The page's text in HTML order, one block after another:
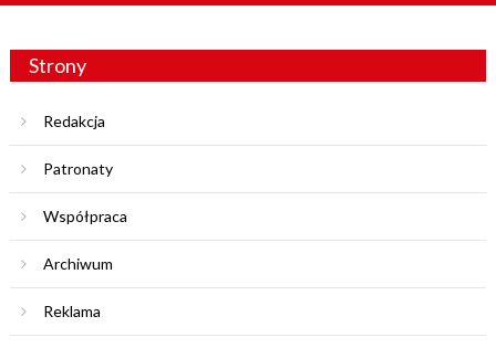
Strony
Redakcja
Patronaty
Współpraca
Archiwum
Reklama